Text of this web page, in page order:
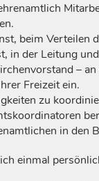
beim Verteilen
in der Leitung
–
Freizeit ein.
zu
in den
einmal